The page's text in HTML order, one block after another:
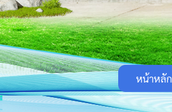
หน้าหลัก